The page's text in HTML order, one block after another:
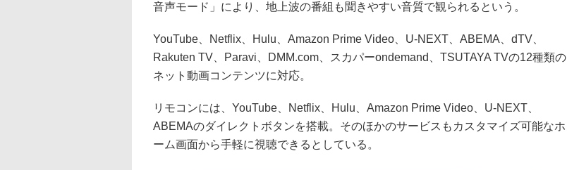
音声モード」により、地上波の番組も聞きやすい音質で観られるという。
YouTube、Netflix、Hulu、Amazon Prime Video、U-NEXT、ABEMA、dTV、
Rakuten TV、Paravi、DMM.com、スカパーondemand、TSUTAYA TVの12種類の
ネット動画コンテンツに対応。
リモコンには、YouTube、Netflix、Hulu、Amazon Prime Video、U-NEXT、
ABEMAのダイレクトボタンを搭載。そのほかのサービスもカスタマイズ可能なホ
ーム画面から手軽に視聴できるとしている。